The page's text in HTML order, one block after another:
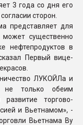
3 года со дня его
сторон.
представляет для
существенно
нефтепродуктов в
Первый вице-
ЛУКОЙЛа и
не только обеим
торгово-
и Вьетнамом», -
Вьетнама Ву